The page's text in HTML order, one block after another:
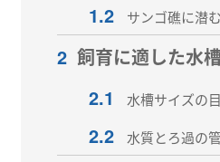
1.2 サンゴ礁に潜
2 飼育に適した水
2.1
水槽サイズの
2.2 水質とろ過の